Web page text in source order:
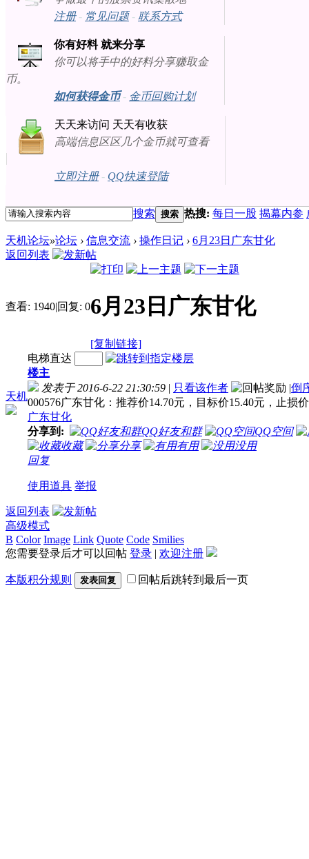
注册- 常见问题- 联系方式
你有好料 就来分享
你可以将手中的好料分享赚取金
币。
如何获得金币- 金币回购计划
天天来访问 天天有收获
高端信息区区几个金币就可查看
立即注册- QQ快速登陆
搜索 搜索 热搜: 每日一股 揭幕内参
天机论坛»论坛 › 信息交流 › 操作日记 › 6月23日广东甘化
返回列表
查看: 1940|回复: 06月23日广东甘化
[复制链接]
天机
电梯直达
楼主
发表于 2016-6-22 21:30:59 | 只看该作者 |倒
000576广东甘化：推荐价14.70元，目标价15.40元，止损
广东甘化
分享到:
QQ好友和群
QQ空间
收藏
分享 有用
没用
回复
使用道具 举报
返回列表
高级模式
B Color Image Link Quote Code Smilies
您需要登录后才可以回帖 登录 | 欢迎注册
本版积分规则 发表回复 回帖后跳转到最后一页